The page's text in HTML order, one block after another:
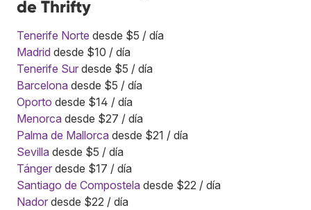
de Thrifty
Tenerife Norte desde $5 / día
Madrid desde $10 / día
Tenerife Sur desde $5 / día
Barcelona desde $5 / día
Oporto desde $14 / día
Menorca desde $27 / día
Palma de Mallorca desde $21 / día
Sevilla desde $5 / día
Tánger desde $17 / día
Santiago de Compostela desde $22 / día
Nador desde $22 / día